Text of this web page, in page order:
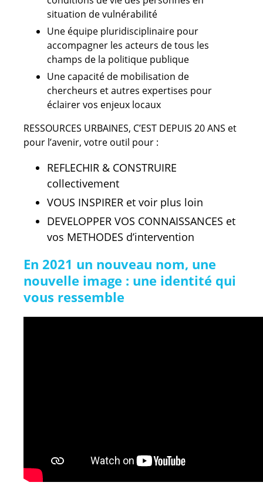
situation de vulnérabilité
Une équipe pluridisciplinaire pour
accompagner les acteurs de tous les
champs de la politique publique
Une capacité de mobilisation de
chercheurs et autres expertises pour
éclairer vos enjeux locaux
RESSOURCES URBAINES, C’EST DEPUIS 20 ANS et
pour l’avenir, votre outil pour :
REFLECHIR & CONSTRUIRE
collectivement
VOUS INSPIRER et voir plus loin
DEVELOPPER VOS CONNAISSANCES et
vos METHODES d’intervention
En 2021 un nouveau nom, une
nouvelle image : une identité qui
vous ressemble